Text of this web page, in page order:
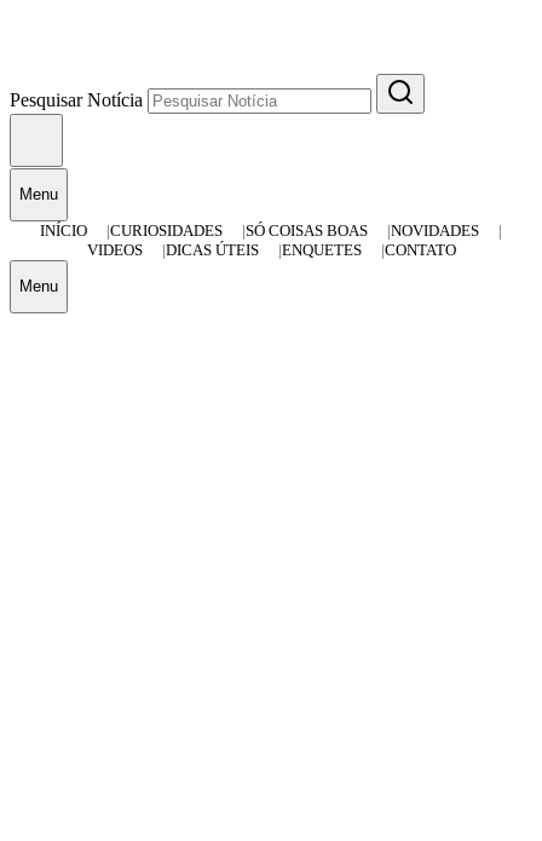
Pesquisar Notícia
Menu
INÍCIO
CURIOSIDADES SÓ COISAS BOAS
NOVIDADES
VIDEOS
DICAS ÚTEIS ENQUETES CONTATO
Menu